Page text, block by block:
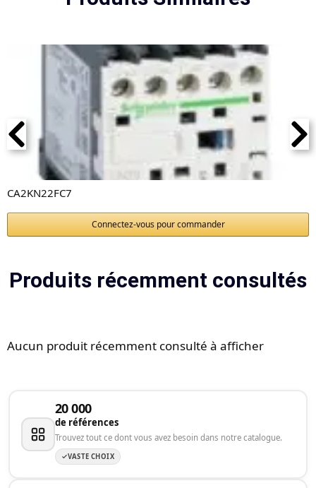
CA2KN22FC7
Connectez-vous pour commander
Produits récemment consultés
Aucun produit récemment consulté à afficher
20 000
de références
Trouvez tout ce dont vous avez besoin dans notre catalogue.
VASTE CHOIX